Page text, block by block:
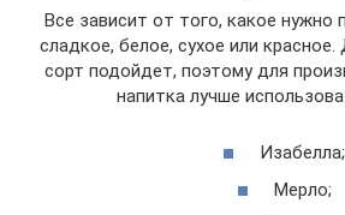
Все зависит от того, какое нужно
сладкое, белое, сухое или
сорт подойдет, поэтому для
напитка лучше
Изабелла;
Мерло;